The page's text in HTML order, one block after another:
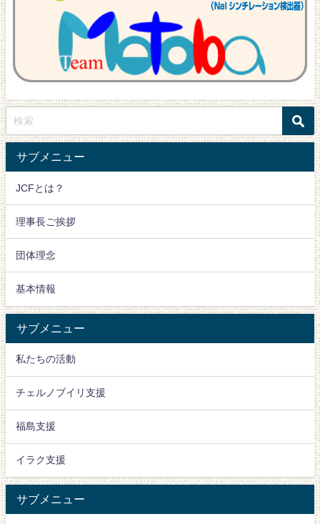
サブメニュー
JCFとは？
理事長ご挨拶
団体理念
基本情報
サブメニュー
私たちの活動
チェルノブイリ支援
福島支援
イラク支援
サブメニュー